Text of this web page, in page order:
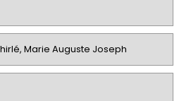
Marie Auguste Joseph